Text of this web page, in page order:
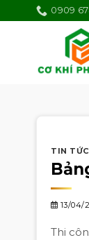
0909
TIN TỨC
13/04/
Thi